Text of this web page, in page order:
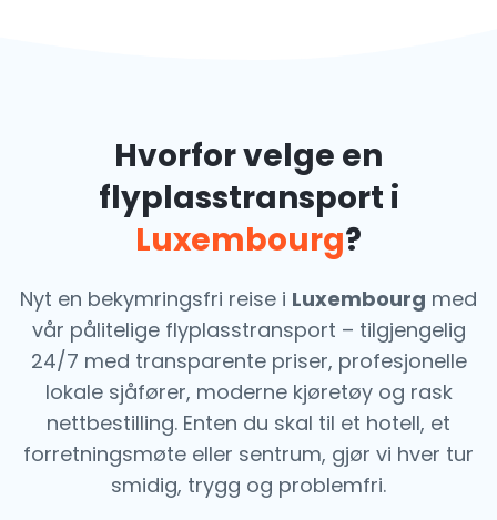
Hvorfor velge en
flyplasstransport i
Luxembourg?
Nyt en bekymringsfri reise i Luxembourg med
vår pålitelige flyplasstransport – tilgjengelig
24/7 med transparente priser, profesjonelle
lokale sjåfører, moderne kjøretøy og rask
nettbestilling. Enten du skal til et hotell, et
forretningsmøte eller sentrum, gjør vi hver tur
smidig, trygg og problemfri.